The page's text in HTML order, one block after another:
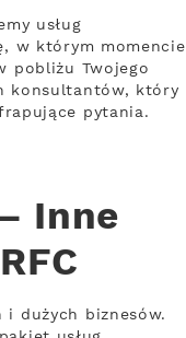
usług
w którym momencie
pobliżu Twojego
konsultantów, który
pytania.
Inne
i dużych biznesów.